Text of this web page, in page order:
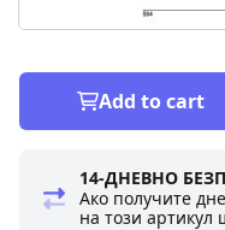
Add to cart
14-ДНЕВНО
Ако получите
на този